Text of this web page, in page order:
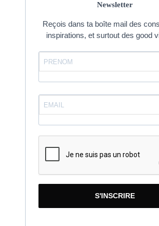
Newsletter
Reçois dans ta boîte mail des
inspirations, et surtout des good
S'INSCRIRE